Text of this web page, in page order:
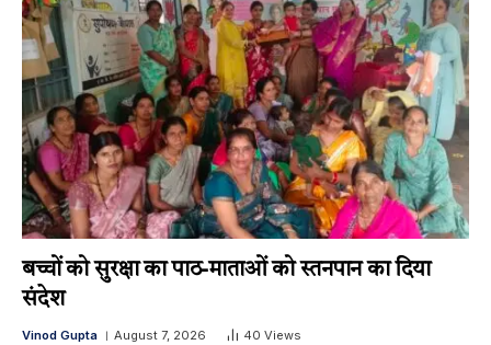
बच्चों को सुरक्षा का पाठ-माताओं को स्तनपान का दिया
संदेश
Vinod Gupta August 7, 2026 40 Views